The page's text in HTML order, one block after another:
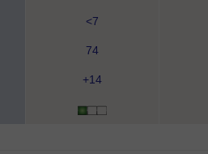
<7
74
+14